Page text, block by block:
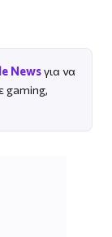
Newsγια να
gaming,